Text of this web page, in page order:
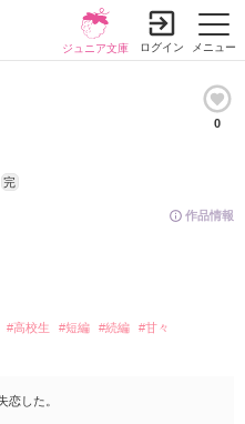
メニュー
ジュニア文庫 ログイン
0
作品情報
完
#高校生 #短編 #続編
#甘々
恋した。